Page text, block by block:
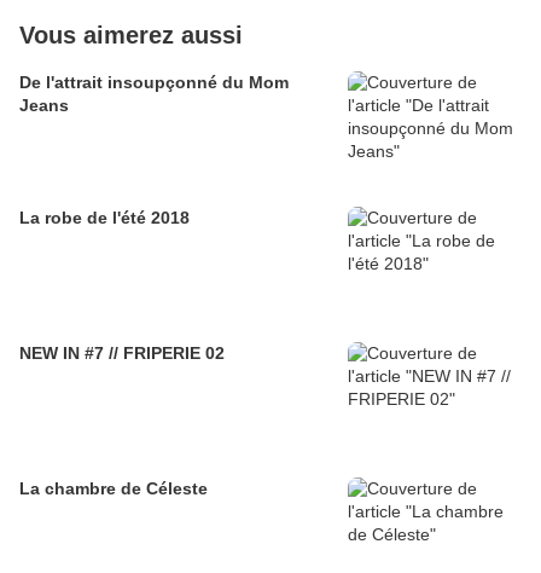
Vous aimerez aussi
De l'attrait insoupçonné du Mom
Jeans
La robe de l'été 2018
NEW IN #7 // FRIPERIE 02
La chambre de Céleste